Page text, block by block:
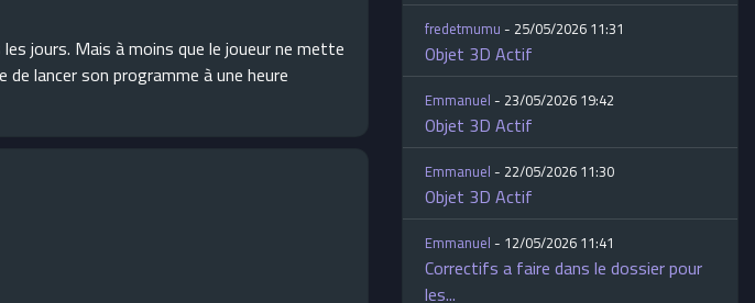
jours. Mais à moins que le joueur ne mette
lancer son programme à une heure
fredetmumu- 25/05/2026 11:31
Objet 3D Actif
Emmanuel- 23/05/2026 19:42
Objet 3D Actif
Emmanuel- 22/05/2026 11:30
Objet 3D Actif
Emmanuel- 12/05/2026 11:41
Correctifs a faire dans le dossier pour
les...